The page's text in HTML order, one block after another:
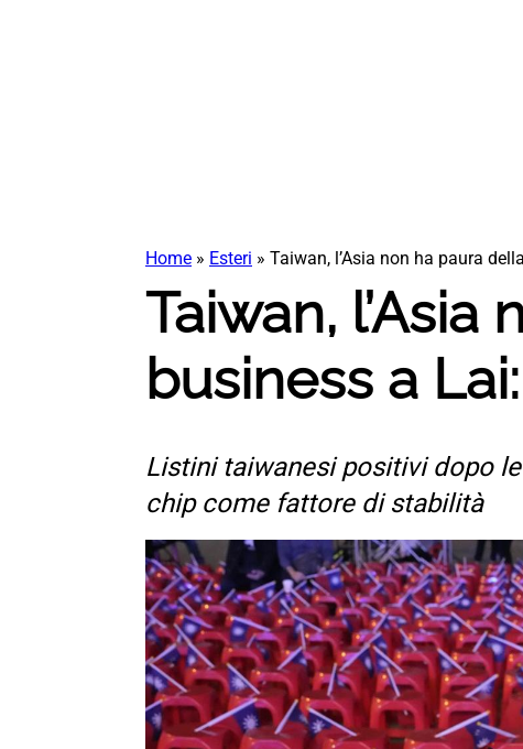
Home » Esteri » Taiwan, l’Asia non ha paura
Taiwan,
business a
Listini taiwanesi positivi dopo
chip come fattore di stabilità